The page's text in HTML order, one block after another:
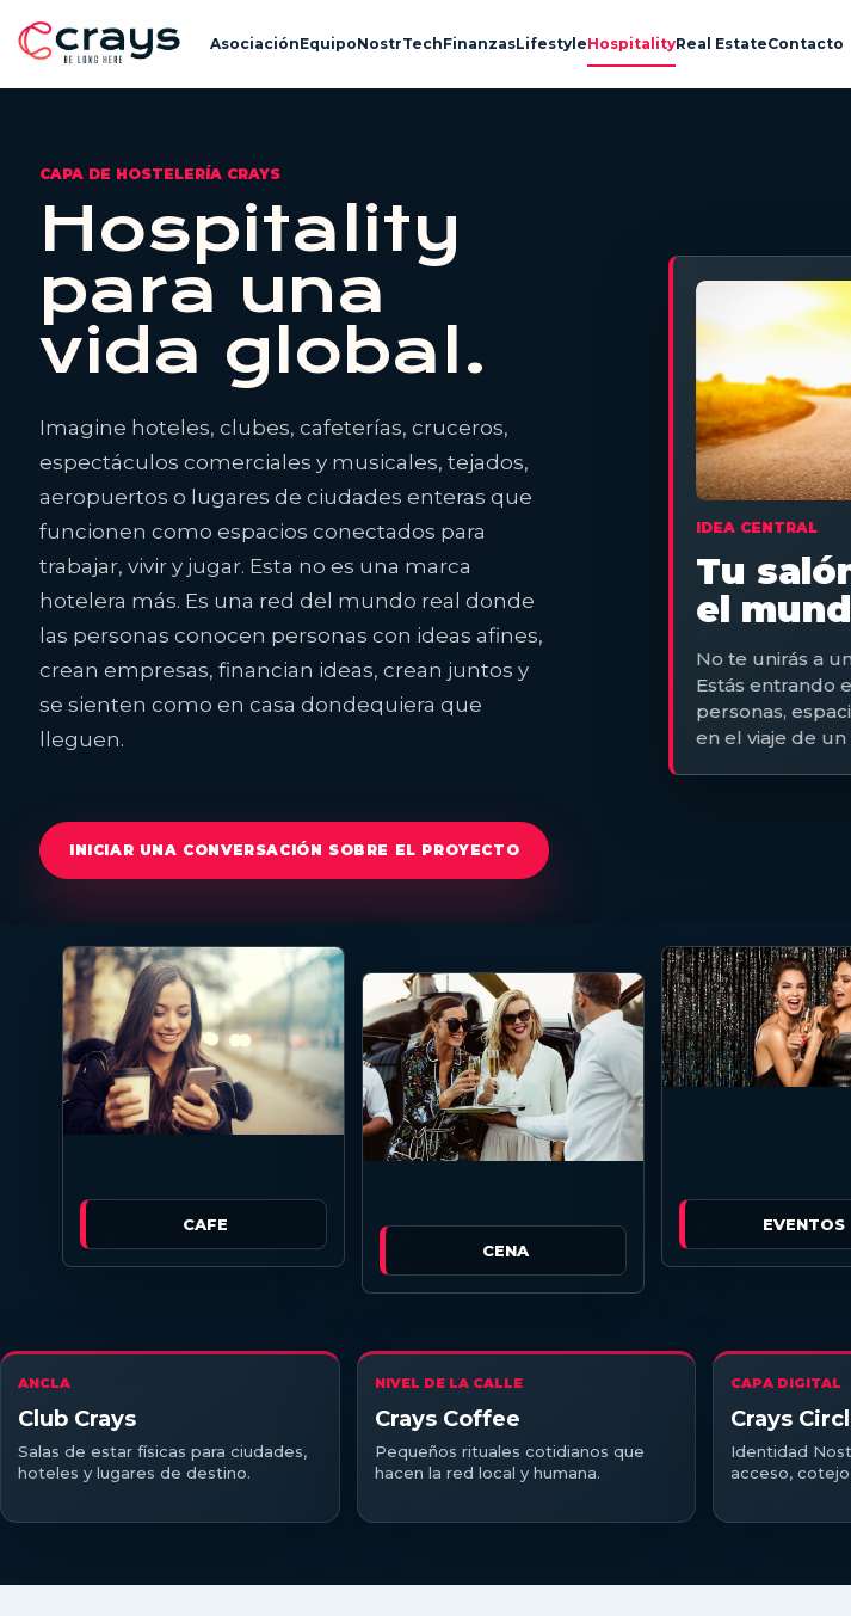
AsociaciónEquipoNostrTechFinanzasLifestyleHospitalityReal EstateContacto
CAPA DE HOSTELERÍA CRAYS
Hospitality
para una
vida global.
Imagine hoteles, clubes, cafeterías, cruceros,
espectáculos comerciales y musicales, tejados,
aeropuertos o lugares de ciudades enteras que
funcionen como espacios conectados para
trabajar, vivir y jugar. Esta no es una marca
hotelera más. Es una red del mundo real donde
las personas conocen personas con ideas afines,
crean empresas, financian ideas, crean juntos y
se sienten como en casa dondequiera que
lleguen.
INICIAR UNA CONVERSACIÓN SOBRE EL PROYECTO
IDEA CENTRAL
Tu
el
No te unirás a
Estás entrando
personas,
en el viaje de
CAFE
CENA
EVENTOS
ANCLA
Club Crays
Salas de estar físicas para ciudades,
hoteles y lugares de destino.
NIVEL DE LA CALLE
Crays Coffee
Pequeños rituales cotidianos que
hacen la red local y humana.
CAPA DIGITAL
Crays
Identidad
acceso,